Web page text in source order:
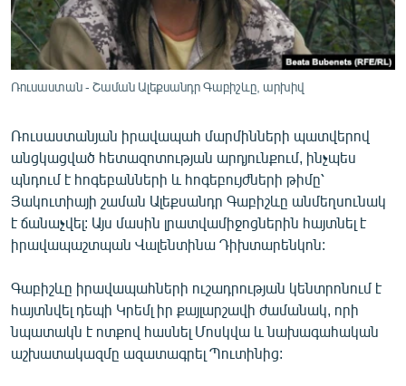
ՄԵԿՆԱԲԱՆՈՒԹՅՈՒՆ
ՏՏ ԵՒ ԻՆՏԵՐՆԵՏ
ՏԵՍԱՆՅՈՒԹԵՐ
ԲԱՆԱՎԵՃ
ՁԳՏԵԼՈՎ ԼԱՎԱԳՈՒՅՆԻՆ
ՓՈԴՔԱՍԹ
Հայերեն
English
Русский
Ռուսաստան - Շաման Ալեքսանդր Գաբիշևը, արխիվ
Ռուսաստանյան իրավապահ մարմինների պատվերով
անցկացված հետազոտության արդյունքում, ինչպես
պնդում է հոգեբանների և հոգեբույժների թիմը՝
Յակուտիայի շաման Ալեքսանդր Գաբիշևը անմեղսունակ
է ճանաչվել: Այս մասին լրատվամիջոցներին հայտնել է
իրավապաշտպան Վալենտինա Դիխտարենկոն:
Գաբիշևը իրավապահների ուշադրության կենտրոնում է
հայտնվել դեպի Կրեմլ իր քայլարշավի ժամանակ, որի
նպատակն է ոտքով հասնել Մոսկվա և նախագահական
աշխատակազմը ազատագրել Պուտինից: